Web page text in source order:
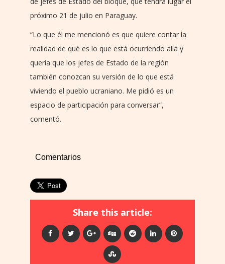
próximo 21 de julio en Paraguay.
“Lo que él me mencionó es que quiere contar la
realidad de qué es lo que está ocurriendo allá y
quería que los jefes de Estado de la región
también conozcan su versión de lo que está
viviendo el pueblo ucraniano. Me pidió es un
espacio de participación para conversar”,
comentó.
Comentarios
Share this article: